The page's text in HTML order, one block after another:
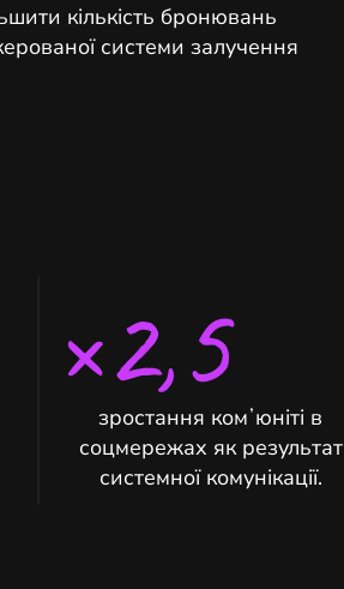
кількість бронювань
системи залучення
×2,5
зростання комʼюніті в
соцмережах як результат
системної комунікації.